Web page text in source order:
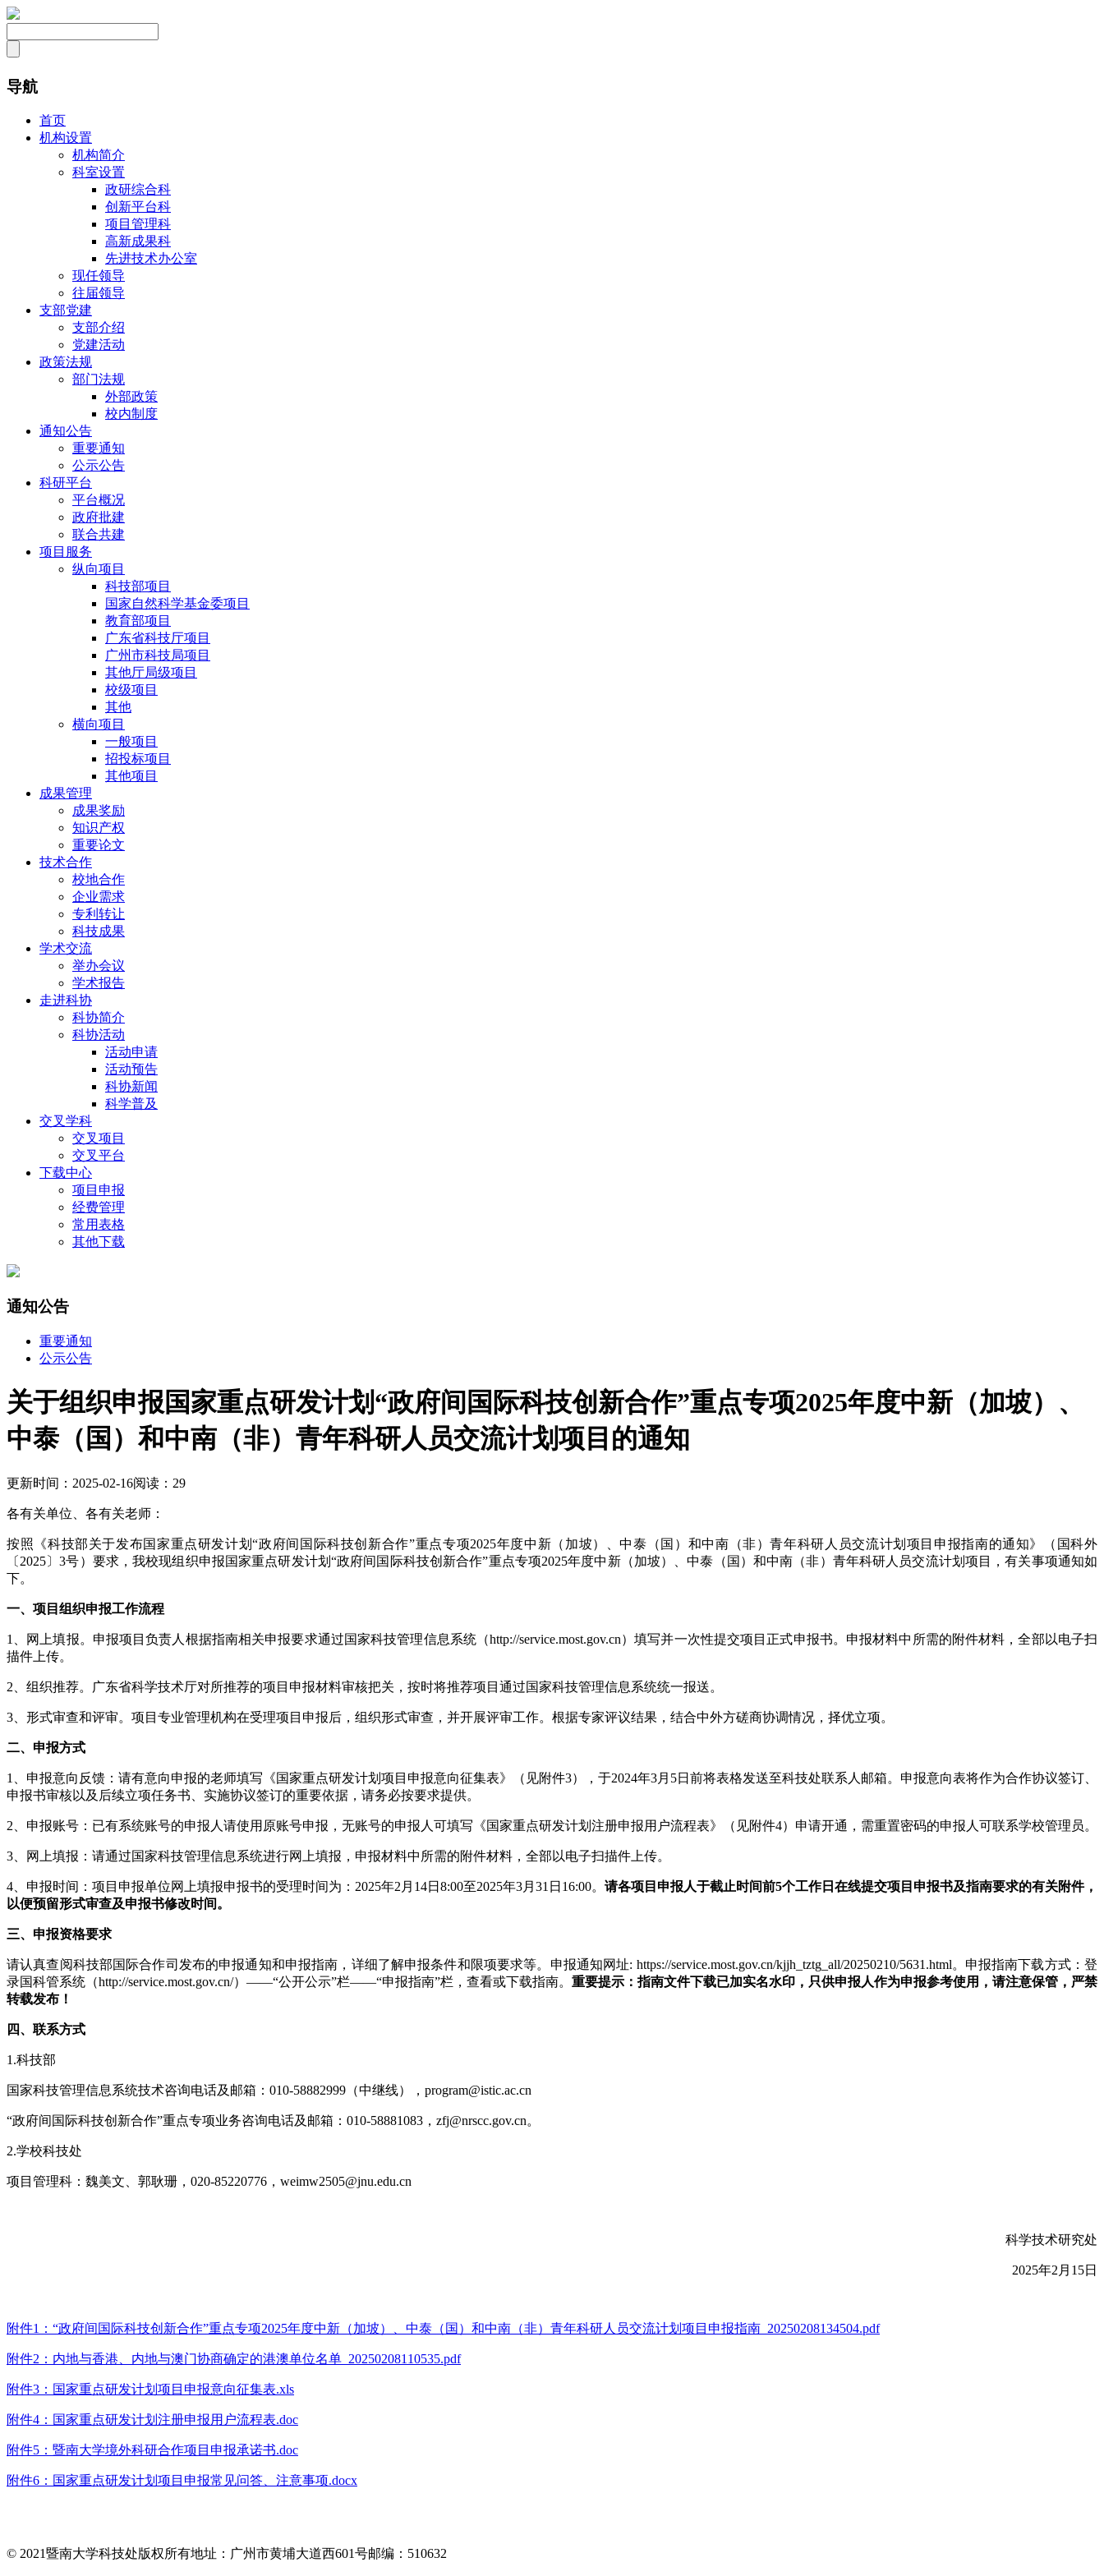
导航
首页
机构设置
机构简介
科室设置
政研综合科
创新平台科
项目管理科
高新成果科
先进技术办公室
现任领导
往届领导
支部党建
支部介绍
党建活动
政策法规
部门法规
外部政策
校内制度
通知公告
重要通知
公示公告
科研平台
平台概况
政府批建
联合共建
项目服务
纵向项目
科技部项目
国家自然科学基金委项目
教育部项目
广东省科技厅项目
广州市科技局项目
其他厅局级项目
校级项目
其他
横向项目
一般项目
招投标项目
其他项目
成果管理
成果奖励
知识产权
重要论文
技术合作
校地合作
企业需求
专利转让
科技成果
学术交流
举办会议
学术报告
走进科协
科协简介
科协活动
活动申请
活动预告
科协新闻
科学普及
交叉学科
交叉项目
交叉平台
下载中心
项目申报
经费管理
常用表格
其他下载
通知公告
重要通知
公示公告
关于组织申报国家重点研发计划“政府间国际科技创新合作”重点专项2025年度中新（加坡）、
中泰（国）和中南（非）青年科研人员交流计划项目的通知
更新时间：2025-02-16阅读： 29
各有关单位、各有关老师：
按照《科技部关于发布国家重点研发计划“政府间国际科技创新合作”重点专项2025年度中新（加坡）、中泰（国）和中南（非）青年科研人员交流计划项目申报指南的通知》（国科外
〔2025〕3号）要求，我校现组织申报国家重点研发计划“政府间国际科技创新合作”重点专项2025年度中新（加坡）、中泰（国）和中南（非）青年科研人员交流计划项目，有关事项通知如
下。
一、项目组织申报工作流程
1、网上填报。申报项目负责人根据指南相关申报要求通过国家科技管理信息系统（http://service.most.gov.cn）填写并一次性提交项目正式申报书。申报材料中所需的附件材料，全部以电子扫
描件上传。
2、组织推荐。广东省科学技术厅对所推荐的项目申报材料审核把关，按时将推荐项目通过国家科技管理信息系统统一报送。
3、形式审查和评审。项目专业管理机构在受理项目申报后，组织形式审查，并开展评审工作。根据专家评议结果，结合中外方磋商协调情况，择优立项。
二、申报方式
1、申报意向反馈：请有意向申报的老师填写《国家重点研发计划项目申报意向征集表》（见附件3），于2024年3月5日前将表格发送至科技处联系人邮箱。申报意向表将作为合作协议签订、
申报书审核以及后续立项任务书、实施协议签订的重要依据，请务必按要求提供。
2、申报账号：已有系统账号的申报人请使用原账号申报，无账号的申报人可填写《国家重点研发计划注册申报用户流程表》（见附件4）申请开通，需重置密码的申报人可联系学校管理员。
3、网上填报：请通过国家科技管理信息系统进行网上填报，申报材料中所需的附件材料，全部以电子扫描件上传。
4、申报时间：项目申报单位网上填报申报书的受理时间为：2025年2月14日8:00至2025年3月31日16:00。 请各项目申报人于截止时间前5个工作日在线提交项目申报书及指南要求的有关附件，
以便预留形式审查及申报书修改时间。
三、申报资格要求
请认真查阅科技部国际合作司发布的申报通知和申报指南，详细了解申报条件和限项要求等。申报通知网址: https://service.most.gov.cn/kjjh_tztg_all/20250210/5631.html。申报指南下载方式：登
录国科管系统（http://service.most.gov.cn/）——“公开公示”栏——“申报指南”栏，查看或下载指南。 重要提示：指南文件下载已加实名水印，只供申报人作为申报参考使用，请注意保管，严禁
转载发布！
四、联系方式
1.科技部
国家科技管理信息系统技术咨询电话及邮箱：010-58882999（中继线），program@istic.ac.cn
“政府间国际科技创新合作”重点专项业务咨询电话及邮箱：010-58881083，zfj@nrscc.gov.cn。
2.学校科技处
项目管理科：魏美文、郭耿珊，020-85220776，weimw2505@jnu.edu.cn
科学技术研究处
2025年2月15日
附件1：“政府间国际科技创新合作”重点专项2025年度中新（加坡）、中泰（国）和中南（非）青年科研人员交流计划项目申报指南_20250208134504.pdf
附件2：内地与香港、内地与澳门协商确定的港澳单位名单_20250208110535.pdf
附件3：国家重点研发计划项目申报意向征集表.xls
附件4：国家重点研发计划注册申报用户流程表.doc
附件5：暨南大学境外科研合作项目申报承诺书.doc
附件6：国家重点研发计划项目申报常见问答、注意事项.docx
© 2021暨南大学科技处版权所有地址：广州市黄埔大道西601号邮编：510632